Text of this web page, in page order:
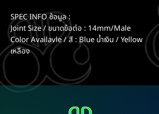
SPEC INFO ช้อมูล :
Joint Size / ขนาดข้อต่อ : 14mm/Male
Color Availavle / สี : Blue น้ำเงิน / Yellow
เหลือง